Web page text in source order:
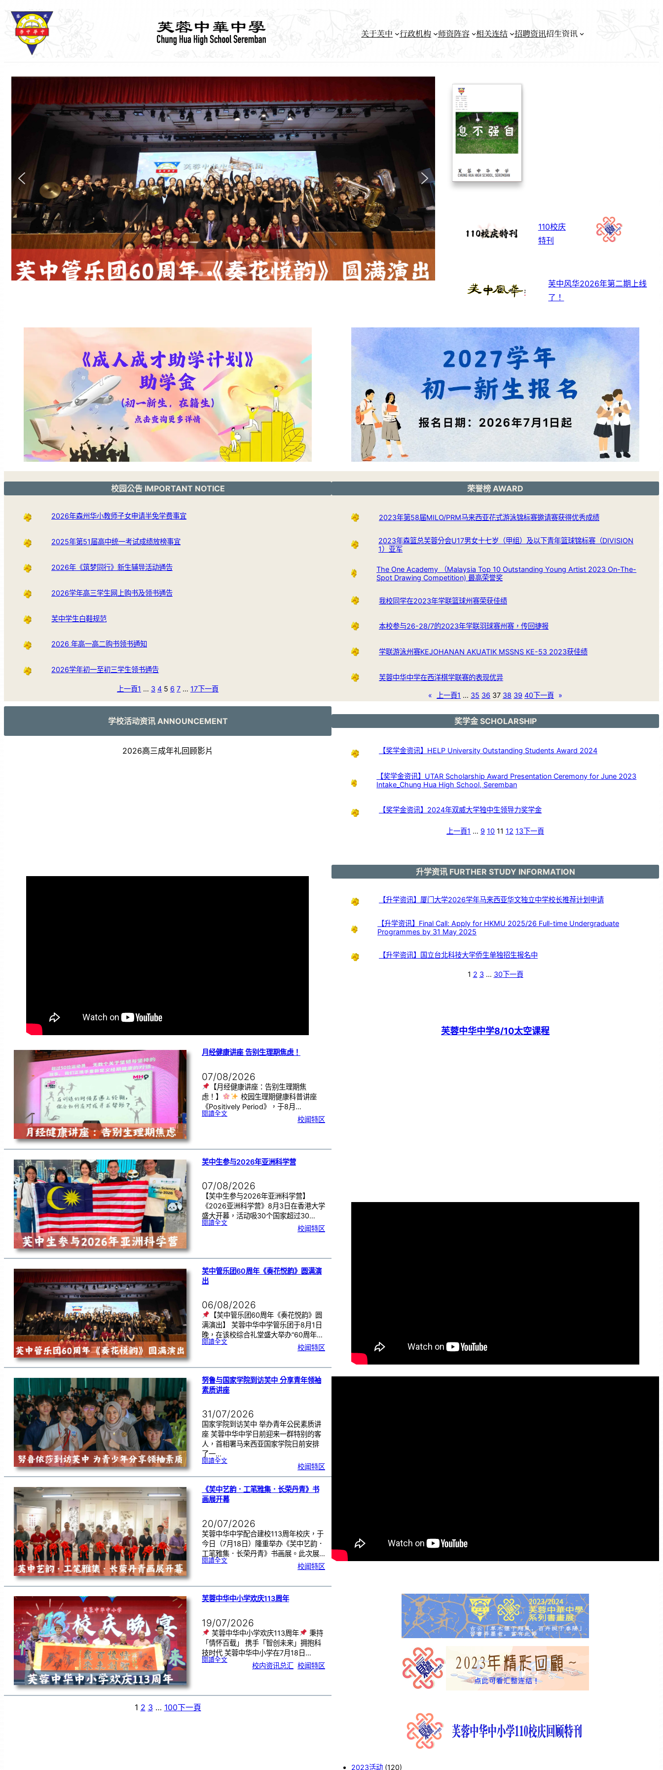
关于芙中 行政机构 师资阵容 相关连结 招聘资讯招生资讯
110校庆
特刊
芙中风华2026年第二期上线
了！
校园公告 IMPORTANT NOTICE
2026年森州华小教师子女申请半免学费事宜
2025年第51届高中统一考试成绩放榜事宜
2026年《筑梦同行》新生辅导活动通告
2026学年高三学生网上购书及领书通告
芙中学生白鞋规范
2026 年高一高二购书领书通知
2026学年初一至初三学生领书通告
上一頁1 … 3 4 5 6 7 … 17下一頁
荣誉榜 AWARD
2023年第58届MILO/PRM马来西亚花式游泳锦标赛邀请赛获得优秀成绩
2023年森篮总芙蓉分会U17男女十七岁（甲组）及以下青年篮球锦标赛（DIVISION
1）亚军
The One Academy （Malaysia Top 10 Outstanding Young Artist 2023 On-The-
Spot Drawing Competition) 最高荣誉奖
我校同学在2023年学联篮球州赛荣获佳绩
本校参与26-28/7的2023年学联羽球赛州赛，传回捷报
学联游泳州赛KEJOHANAN AKUATIK MSSNS KE-53 2023获佳绩
芙蓉中华中学在西洋棋学联赛的表现优异
« 上一頁1 … 35 36 37 38 39 40下一頁 »
学校活动资讯 ANNOUNCEMENT
2026高三成年礼回顾影片
月经健康讲座 告别生理期焦虑！
07/08/2026
【月经健康讲座：告别生理期焦
虑！】
校园生理期健康科普讲座
《Positively Period》，于8月…
閱讀全文:月
理
期
虑
！
校闻特区
芙中生参与2026年亚洲科学营
07/08/2026
【芙中生参与2026年亚洲科学营】
《2026亚洲科学营》8月3日在香港大学
盛大开幕，活动吸30个国家超过30…
閱讀全文:芙
年
亚
科
学
营
校闻特区
芙中管乐团60周年《奏花悦韵》圆满演
出
06/08/2026
【芙中管乐团60周年《奏花悦韵》圆
满演出】 芙蓉中华中学管乐团于8月1日
晚，在该校综合礼堂盛大举办“60周年…
閱讀全文:芙
0
周
《
奏
花
悦
韵
》
校闻特区
努鲁与国家学院到访芙中 分享青年领袖
素质讲座
31/07/2026
国家学院到访芙中 举办青年公民素质讲
座 芙蓉中华中学日前迎来一群特别的客
人，首相署马来西亚国家学院日前安排
了一…
閱讀全文:努
家
院
到
访
芙
中
分
享
袖
素
质
讲
座
校闻特区
《芙中艺韵．工笔雅集．长荣丹青》书
画展开幕
20/07/2026
芙蓉中华中学配合建校113周年校庆，于
今日（7月18日）隆重举办《芙中艺韵．
工笔雅集．长荣丹青》书画展。此次展…
閱讀全文:《
笔
集
．
长
荣
书
画
展
开
幕
校闻特区
芙蓉中华中小学欢庆113周年
19/07/2026
芙蓉中华中小学欢庆113周年
秉持
「情怀百载」 携手「智创未来」拥抱科
技时代 芙蓉中华中小学在7月18日…
閱讀全文:芙
1
1
校内资讯总汇 校闻特区
1 2 3 … 100下一頁
奖学金 SCHOLARSHIP
【奖学金资讯】HELP University Outstanding Students Award 2024
【奖学金资讯】UTAR Scholarship Award Presentation Ceremony for June 2023
Intake_Chung Hua High School, Seremban
【奖学金资讯】2024年双威大学独中生领导力奖学金
上一頁1 … 9 10 11 12 13下一頁
升学资讯 FURTHER STUDY INFORMATION
【升学资讯】厦门大学2026学年马来西亚华文独立中学校长推荐计划申请
【升学资讯】Final Call: Apply for HKMU 2025/26 Full-time Undergraduate
Programmes by 31 May 2025
【升学资讯】国立台北科技大学侨生单独招生报名中
1 2 3 … 30下一頁
芙蓉中华中学8/10太空课程
2023活动 (120)